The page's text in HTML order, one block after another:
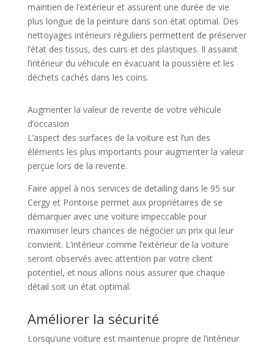
maintien de l’extérieur et assurent une durée de vie
plus longue de la peinture dans son état optimal. Des
nettoyages intérieurs réguliers permettent de préserver
l’état des tissus, des cuirs et des plastiques. Il assainit
l’intérieur du véhicule en évacuant la poussière et les
déchets cachés dans les coins.
Augmenter la valeur de revente de votre véhicule
d’occasion
L’aspect des surfaces de la voiture est l’un des
éléments les plus importants pour augmenter la valeur
perçue lors de la revente.
Faire appel à nos services de detailing dans le 95 sur
Cergy et Pontoise permet aux propriétaires de se
démarquer avec une voiture impeccable pour
maximiser leurs chances de négocier un prix qui leur
convient. L’intérieur comme l’extérieur de la voiture
seront observés avec attention par votre client
potentiel, et nous allons nous assurer que chaque
détail soit un état optimal.
Améliorer la sécurité
Lorsqu’une voiture est maintenue propre de l’intérieur